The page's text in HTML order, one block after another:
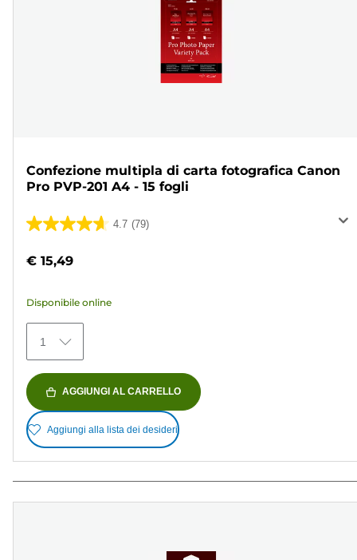
Confezione multipla di carta fotografica Canon
Pro PVP-201 A4 - 15 fogli
4.7 (79)
4.7
5
79
recensioni
€ 15,49
Disponibile online
1
AGGIUNGI AL CARRELLO
Aggiungi alla lista dei desideri